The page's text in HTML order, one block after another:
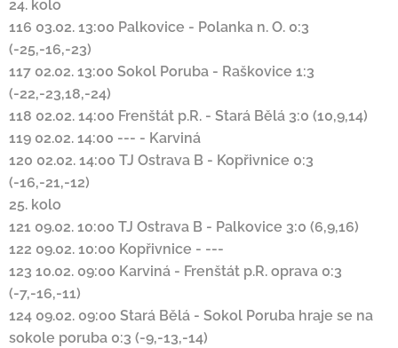
24. kolo
116 03.02. 13:00 Palkovice - Polanka n. O. 0:3
(-25,-16,-23)
117 02.02. 13:00 Sokol Poruba - Raškovice 1:3
(-22,-23,18,-24)
118 02.02. 14:00 Frenštát p.R. - Stará Bělá 3:0 (10,9,14)
119 02.02. 14:00 --- - Karviná
120 02.02. 14:00 TJ Ostrava B - Kopřivnice 0:3
(-16,-21,-12)
25. kolo
121 09.02. 10:00 TJ Ostrava B - Palkovice 3:0 (6,9,16)
122 09.02. 10:00 Kopřivnice - ---
123 10.02. 09:00 Karviná - Frenštát p.R. oprava 0:3
(-7,-16,-11)
124 09.02. 09:00 Stará Bělá - Sokol Poruba hraje se na
sokole poruba 0:3 (-9,-13,-14)